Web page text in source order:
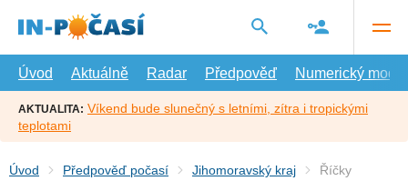
hlavní
Úvod
Aktuálně Radar Předpověď Numerický model
AKTUALITA: Víkend bude slunečný s letními, zítra i tropickými
teplotami
Úvod Předpověď počasí Jihomoravský kraj Říčky